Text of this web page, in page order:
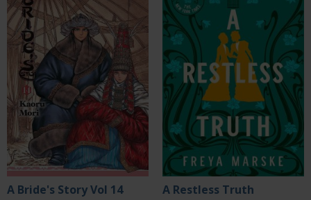
A Bride's Story Vol 14 A Restless Truth